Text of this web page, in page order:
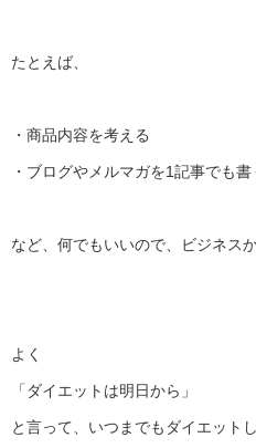
たとえば、
・商品内容を考える
・ブログやメルマガを1記事でも書
など、何でもいいので、ビジネス
よく
「ダイエットは明日から」
と言って、いつまでもダイエット